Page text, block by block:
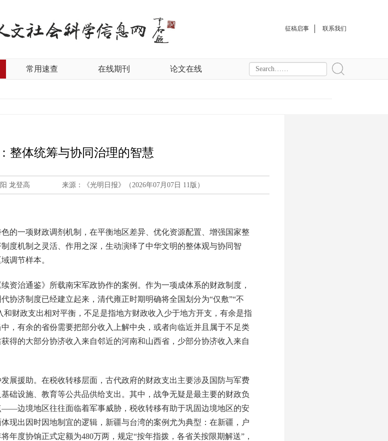
征稿启事 联系我们
常用速查 在线期刊 论文在线
整体统筹与协同治理的智慧
龙登高 来源：《光明日报》（2026年07月07日 11版）
一项财政调剂机制，在平衡地区差异、优化资源配置、增强国家整
度机制之灵活、作用之深，生动演绎了中华文明的整体观与协同智
调节样本。
治通鉴》所载南宋军政协作的案例。作为一项成体系的财政制度，
协济制度已经建立起来，清代雍正时期明确将全国划分为“仅敷”“不
和财政支出相对平衡，不足是指地方财政收入少于地方开支，有余是指
，有余的省份需要把部分收入上解中央，或者向临近并且属于不足类
得的大部分协济收入来自邻近的河南和山西省，少部分协济收入来自
援助。在税收转移层面，古代政府的财政支出主要涉及国防与军费
础设施、教育等公共品供给支出。其中，战争无疑是最主要的财政负
边境地区往往面临着军事威胁，税收转移有助于巩固边境地区的安
现出因时因地制宜的逻辑，新疆与台湾的案例尤为典型：在新疆，户
年度协饷正式定额为480万两，规定“按年指拨，各省关按限期解送”，